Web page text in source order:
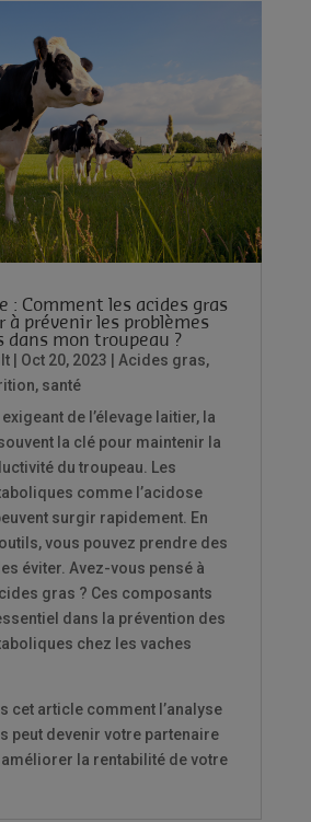
: Comment les acides gras
à prévenir les problèmes
dans mon troupeau ?
| Oct 20, 2023 Acides gras,
, santé
de l’élevage laitier, la
la clé pour maintenir la
du troupeau. Les
comme l’acidose
surgir rapidement. En
vous pouvez prendre des
éviter. Avez-vous pensé à
gras ? Ces composants
dans la prévention des
chez les vaches
cet article comment l’analyse
peut devenir votre partenaire
la rentabilité de votre